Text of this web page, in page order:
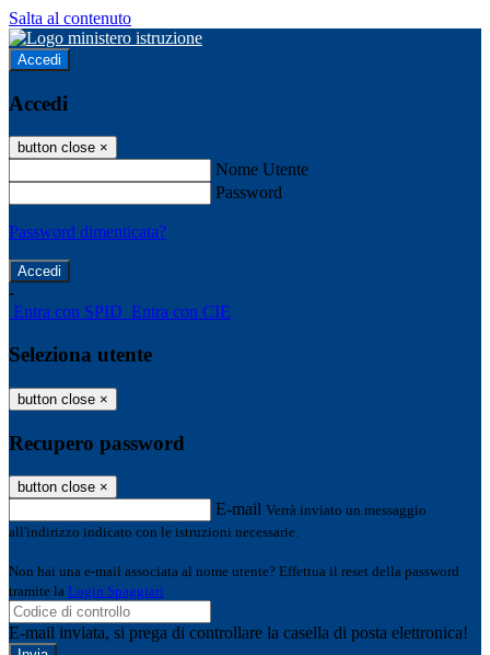
Salta al contenuto
Accedi
Accedi
button close ×
Nome Utente
Password
Password dimenticata?
-
Entra con SPID Entra con CIE
Seleziona utente
button close ×
Recupero password
button close ×
E-mail Verrà inviato un messaggio
all'indirizzo indicato con le istruzioni necessarie.
Non hai una e-mail associata al nome utente? Effettua il reset della password
tramite la Login Spaggiari
E-mail inviata, si prega di controllare la casella di posta elettronica!